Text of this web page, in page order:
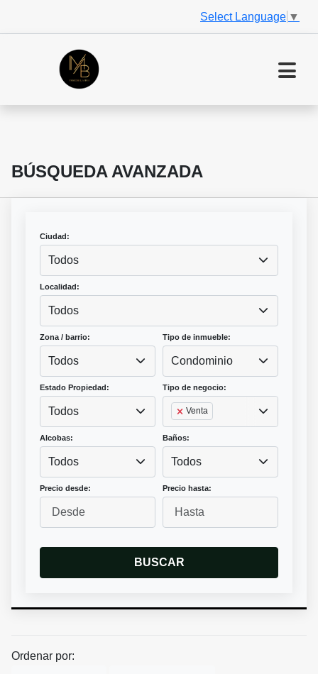
Select Language ▼
BÚSQUEDA AVANZADA
Ciudad:
Todos
Localidad:
Todos
Zona / barrio:
Todos
Tipo de inmueble:
Condominio
Estado Propiedad:
Todos
Tipo de negocio:
Venta
Alcobas:
Todos
Baños:
Todos
Precio desde: Precio hasta:
BUSCAR
Ordenar por: